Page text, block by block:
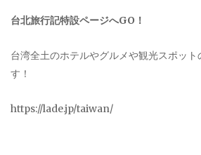
台北旅行記特設ページへGO！
台湾全土のホテルやグルメや観光スポッ
す！
https://lade.jp/taiwan/